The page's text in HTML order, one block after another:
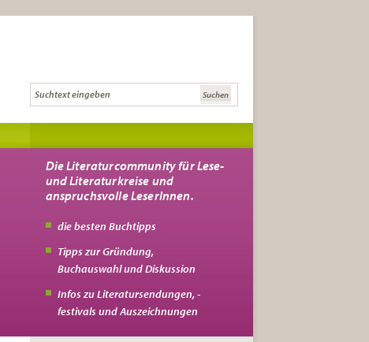
Die Literaturcommunity für Lese-
und Literaturkreise und
anspruchsvolle LeserInnen.
die besten Buchtipps
Tipps zur Gründung,
Buchauswahl und Diskussion
Infos zu Literatursendungen, -
festivals und Auszeichnungen